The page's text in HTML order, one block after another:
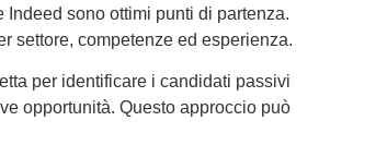
sono ottimi punti di partenza.
settore, competenze ed esperienza.
per identificare i candidati passivi
opportunità. Questo approccio può